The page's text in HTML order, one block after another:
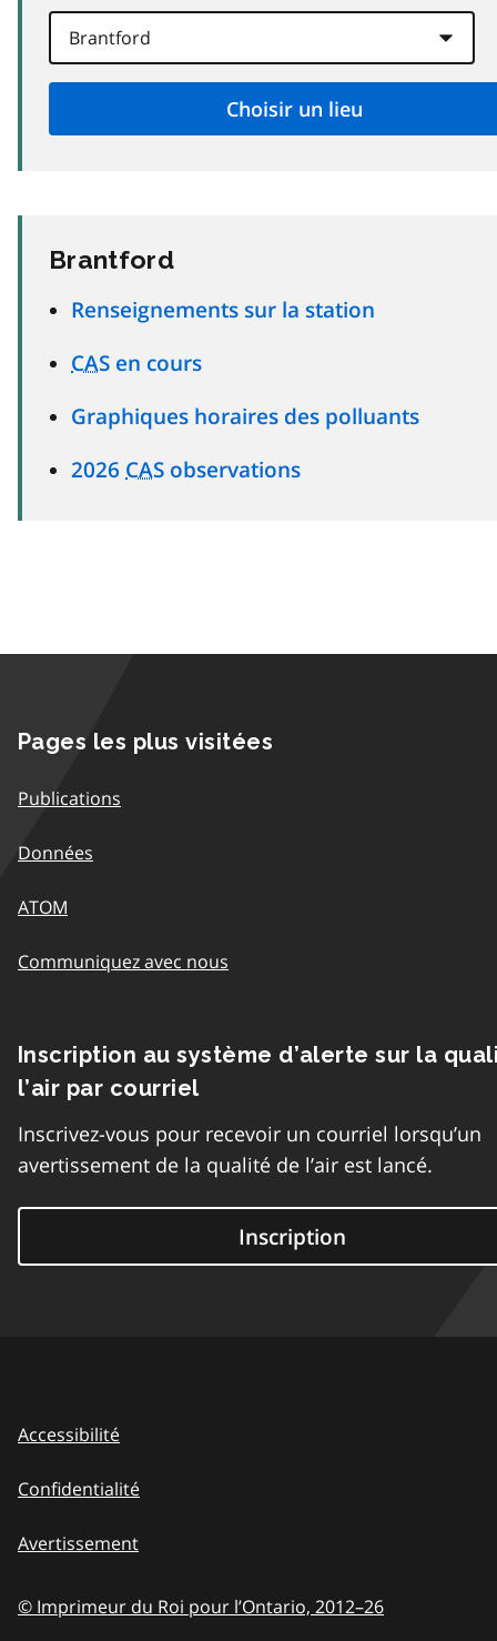
Brantford
Renseignements sur la station
CAS en cours
Graphiques horaires des polluants
2026 CAS observations
Pages les plus visitées
Publications
Données
ATOM
Communiquez avec nous
Inscription au système d’alerte sur la
l’air par courriel
Inscrivez-vous pour recevoir un courriel lorsqu’un
avertissement de la qualité de l’air est lancé.
Inscription
Accessibilité
Confidentialité
Avertissement
© Imprimeur du Roi pour l’Ontario, 2012–26